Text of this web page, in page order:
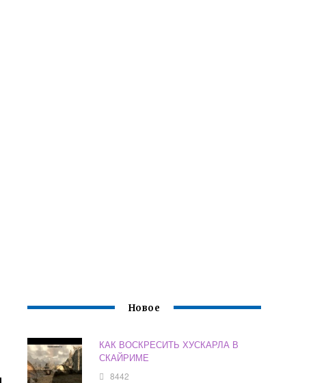
Новое
КАК ВОСКРЕСИТЬ ХУСКАРЛА В
СКАЙРИМЕ
8442